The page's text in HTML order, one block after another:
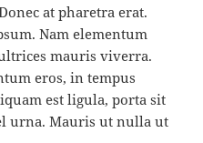
at pharetra erat.
Nam elementum
mauris viverra.
eros, in tempus
est ligula, porta sit
urna. Mauris ut nulla ut